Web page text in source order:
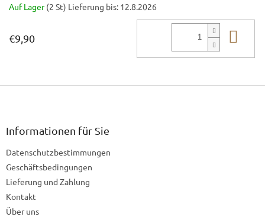
Auf Lager(2 St) Lieferung bis: 12.8.2026
€9,90
F
Informationen für Sie
Datenschutzbestimmungen
Geschäftsbedingungen
Lieferung und Zahlung
Kontakt
Über uns